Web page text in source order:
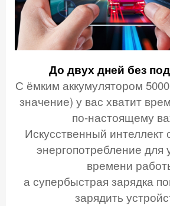
До двух дней без
С ёмким аккумулятором
значение) у вас хватит
по-настоящему
Искусственный интеллект
энергопотребление для
времени
а супербыстрая зарядка
зарядить